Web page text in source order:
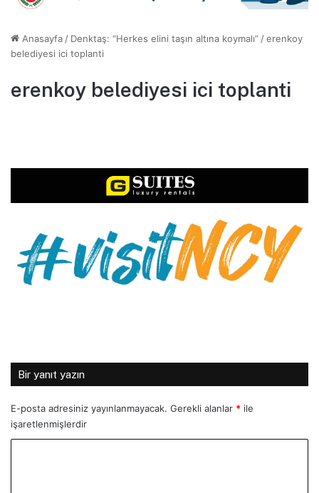
Anasayfa / Denktaş: “Herkes elini taşın altına koymalı” /erenkoy
belediyesi ici toplanti
erenkoy belediyesi ici toplanti
Bir yanıt yazın
E-posta adresiniz yayınlanmayacak. Gerekli alanlar * ile
işaretlenmişlerdir